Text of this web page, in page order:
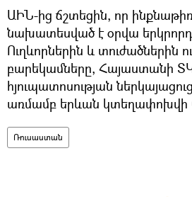
ԱԻՆ-ից ճշտեցին, որ
նախատեսված է օրվա երկրորդ
Ուղևորներին և տուժածներին
բարեկամները, Հայաստանի
հյուպատոսության
առմամբ երևան կտեղափոխվի
Ռուսաստան